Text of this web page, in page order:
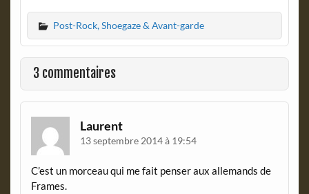
c
e
b
o
o
k
i
n
t
F
r
i
Post-Rock, Shoegaze & Avant-garde
3 commentaires
Laurent
13 septembre 2014 à 19:54
C’est un morceau qui me fait penser aux allemands de
Frames.